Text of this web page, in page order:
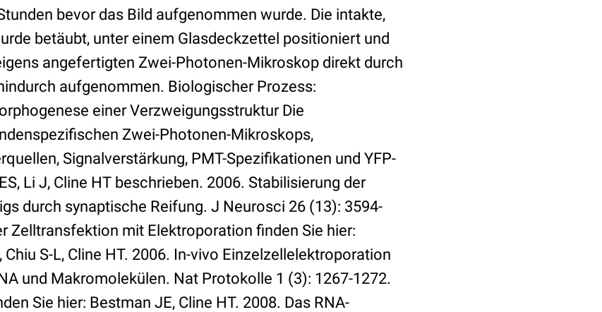
bevor das Bild aufgenommen wurde. Die intakte,
betäubt, unter einem Glasdeckzettel positioniert und
angefertigten Zwei-Photonen-Mikroskop direkt durch
aufgenommen. Biologischer Prozess:
einer Verzweigungsstruktur Die
Zwei-Photonen-Mikroskops,
Signalverstärkung, PMT-Spezifikationen und YFP-
Li J, Cline HT beschrieben. 2006. Stabilisierung der
durch synaptische Reifung. J Neurosci 26 (13): 3594-
Zelltransfektion mit Elektroporation finden Sie hier:
Chiu S-L, Cline HT. 2006. In-vivo Einzelzellelektroporation
und Makromolekülen. Nat Protokolle 1 (3): 1267-1272.
Sie hier: Bestman JE, Cline HT. 2008. Das RNA-